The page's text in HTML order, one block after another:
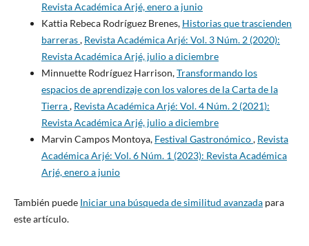
Revista Académica Arjé, enero a junio
Kattia Rebeca Rodríguez Brenes, Historias que trascienden
barreras, Revista Académica Arjé: Vol. 3 Núm. 2 (2020):
Revista Académica Arjé, julio a diciembre
Minnuette Rodríguez Harrison,Transformando los
espacios de aprendizaje con los valores de la Carta de la
Tierra, Revista Académica Arjé: Vol. 4 Núm. 2 (2021):
Revista Académica Arjé, julio a diciembre
Marvin Campos Montoya, Festival Gastronómico, Revista
Académica Arjé: Vol. 6 Núm. 1 (2023): Revista Académica
Arjé, enero a junio
También puede Iniciar una búsqueda de similitud avanzadapara
este artículo.